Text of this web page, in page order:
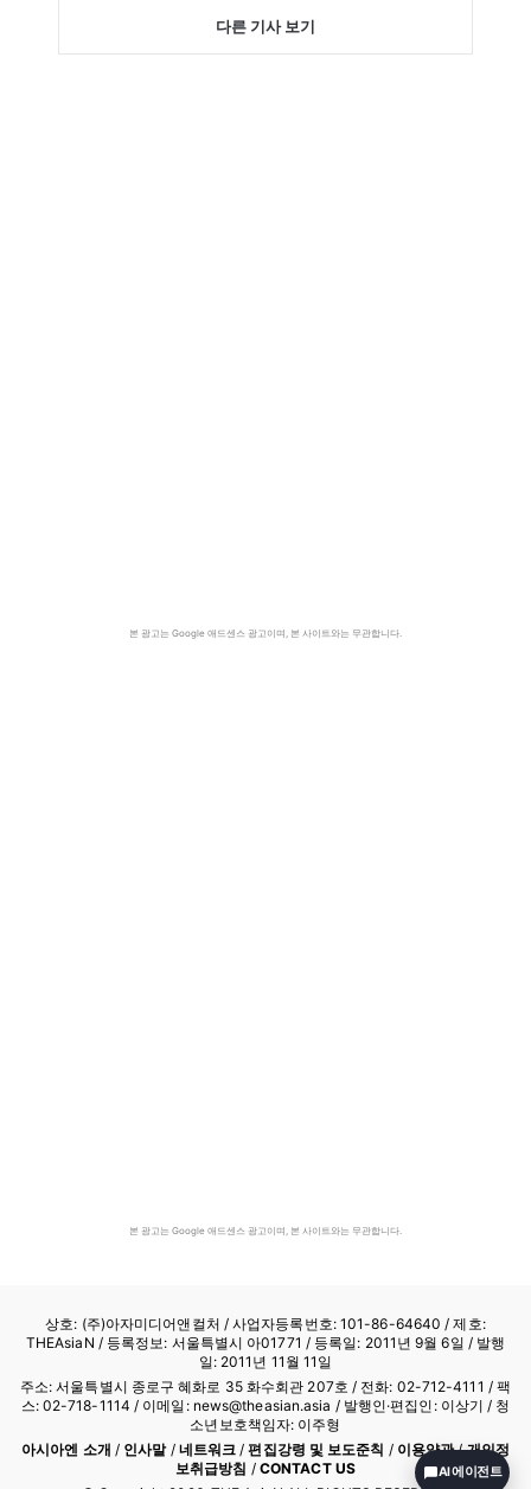
다른 기사 보기
본 광고는 Google 애드센스 광고이며, 본 사이트와는 무관합니다.
본 광고는 Google 애드센스 광고이며, 본 사이트와는 무관합니다.
상호: (주)아자미디어앤컬처 /사업자등록번호: 101-86-64640 / 제호:
THEAsiaN / 등록정보: 서울특별시 아01771 / 등록일: 2011년 9월 6일 / 발행
일: 2011년 11월 11일
주소: 서울특별시 종로구 혜화로 35 화수회관 207호 / 전화: 02-712-4111 / 팩
스: 02-718-1114 / 이메일: news@theasian.asia / 발행인·편집인: 이상기 / 청
소년보호책임자: 이주형
아시아엔 소개 / 인사말/ 네트워크 /편집강령 및 보도준칙 / 이용약관/개인정
보취급방침 / CONTACT US
AI 에이전트